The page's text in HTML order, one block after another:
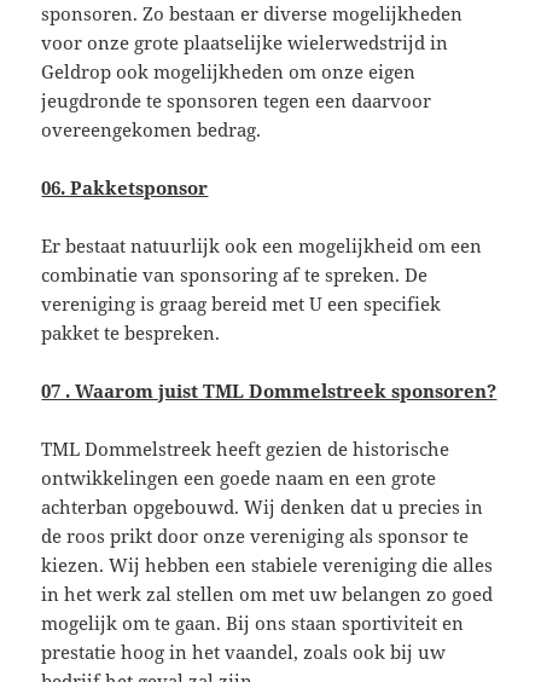
sponsoren. Zo bestaan er diverse mogelijkheden
voor onze grote plaatselijke wielerwedstrijd in
Geldrop ook mogelijkheden om onze eigen
jeugdronde te sponsoren tegen een daarvoor
overeengekomen bedrag.
06. Pakketsponsor
Er bestaat natuurlijk ook een mogelijkheid om een
combinatie van sponsoring af te spreken. De
vereniging is graag bereid met U een specifiek
pakket te bespreken.
07 . Waarom juist TML Dommelstreek sponsoren?
TML Dommelstreek heeft gezien de historische
ontwikkelingen een goede naam en een grote
achterban opgebouwd. Wij denken dat u precies in
de roos prikt door onze vereniging als sponsor te
kiezen. Wij hebben een stabiele vereniging die alles
in het werk zal stellen om met uw belangen zo goed
mogelijk om te gaan. Bij ons staan sportiviteit en
prestatie hoog in het vaandel, zoals ook bij uw